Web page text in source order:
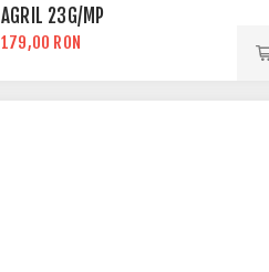
AGRIL 23G/MP
179,00 RON